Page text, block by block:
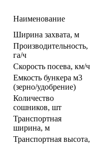
Наименование
Ширина захвата, м
Производительность,
га/ч
Скорость посева, км/ч
Емкость бункера м3
(зерно/удобрение)
Количество
сошников, шт
Транспортная
ширина, м
Транспортная высота,